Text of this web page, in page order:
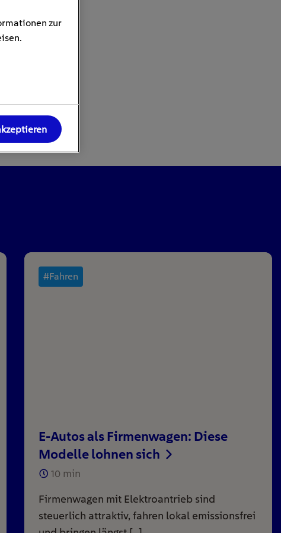
#Fahren
E-Autos als Firmenwagen: Diese
Modelle lohnen sich
10 min
Firmenwagen mit Elektroantrieb sind
steuerlich attraktiv, fahren lokal emissionsfrei
zur